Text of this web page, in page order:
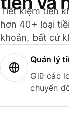
Tiết kiệm tiền
hơn 40+ loại
khoản, bất cứ
Quản lý
Giữ các
chuyển